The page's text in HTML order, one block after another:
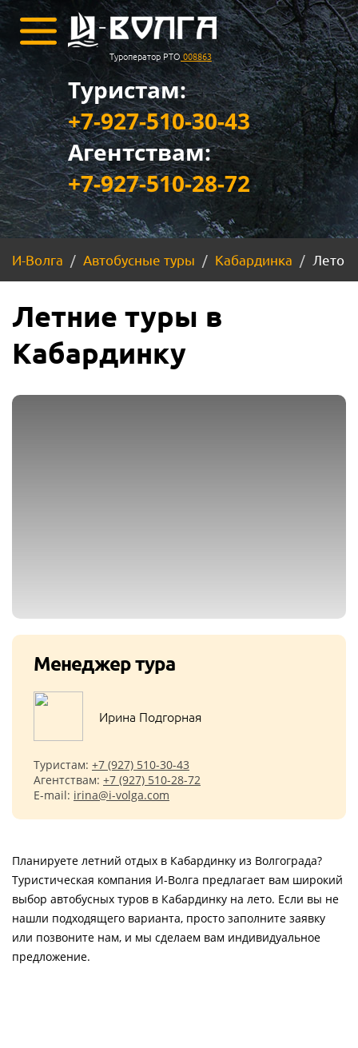
Туроператор РТО 008863
Туристам:
+7-927-510-30-43
Агентствам:
+7-927-510-28-72
И-Волга Автобусные туры Кабардинка Лето
Летние туры в
Кабардинку
Менеджер тура
Ирина Подгорная
Туристам: +7 (927) 510-30-43
Агентствам: +7 (927) 510-28-72
E-mail: irina@i-volga.com
Планируете летний отдых в Кабардинку из Волгограда?
Туристическая компания И-Волга предлагает вам широкий
выбор автобусных туров в Кабардинку на лето. Если вы не
нашли подходящего варианта, просто заполните заявку
или позвоните нам, и мы сделаем вам индивидуальное
предложение.